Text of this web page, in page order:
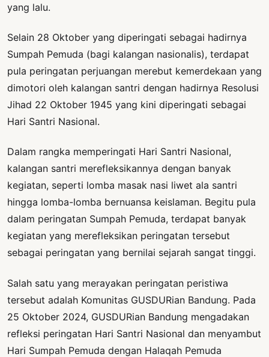
yang lalu.
Selain 28 Oktober yang diperingati sebagai hadirnya
Sumpah Pemuda (bagi kalangan nasionalis), terdapat
pula peringatan perjuangan merebut kemerdekaan yang
dimotori oleh kalangan santri dengan hadirnya Resolusi
Jihad 22 Oktober 1945 yang kini diperingati sebagai
Hari Santri Nasional.
Dalam rangka memperingati Hari Santri Nasional,
kalangan santri merefleksikannya dengan banyak
kegiatan, seperti lomba masak nasi liwet ala santri
hingga lomba-lomba bernuansa keislaman. Begitu pula
dalam peringatan Sumpah Pemuda, terdapat banyak
kegiatan yang merefleksikan peringatan tersebut
sebagai peringatan yang bernilai sejarah sangat tinggi.
Salah satu yang merayakan peringatan peristiwa
tersebut adalah Komunitas GUSDURian Bandung. Pada
25 Oktober 2024, GUSDURian Bandung mengadakan
refleksi peringatan Hari Santri Nasional dan menyambut
Hari Sumpah Pemuda dengan Halaqah Pemuda